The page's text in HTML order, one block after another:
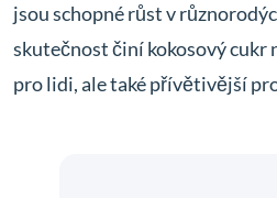
jsou schopné růst v
skutečnost činí kokosový cukr
pro lidi, ale také přívětivější